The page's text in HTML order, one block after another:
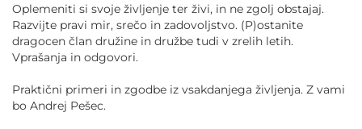
Oplemeniti si svoje življenje ter živi, in ne zgolj obstajaj.
Razvijte pravi mir, srečo in zadovoljstvo. (P)ostanite
dragocen član družine in družbe tudi v zrelih letih.
Vprašanja in odgovori.
Praktični primeri in zgodbe iz vsakdanjega življenja. Z vami
bo Andrej Pešec.